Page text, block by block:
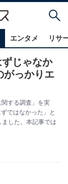
エンタメ リサ
じゃなか
がっかりエ
する調査」を実
ではなかった」と
した。本記事では